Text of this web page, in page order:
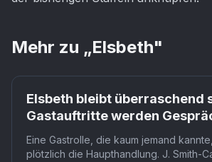
Mehr zu „Elsbeth"
Elsbeth bleibt überraschend
Gastauftritte werden
Eine Gastrolle, die kaum jemand
plötzlich die Haupthandlung. J. Smith-